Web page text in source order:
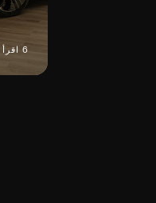
6 اقرأ أقل